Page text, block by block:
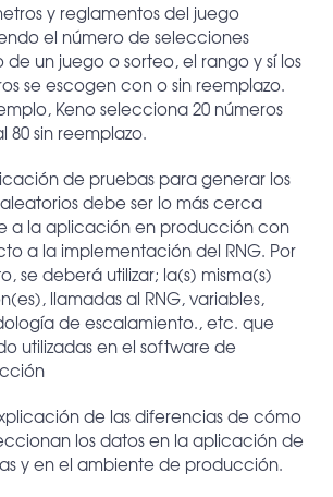
y reglamentos del juego
el número de selecciones
de un juego o sorteo, el rango y sí los
se escogen con o sin reemplazo.
Keno selecciona 20 números
80 sin reemplazo.
de pruebas para generar los
debe ser lo más cerca
a la aplicación en producción con
a la implementación del RNG. Por
se deberá utilizar; la(s) misma(s)
llamadas al RNG, variables,
de escalamiento., etc. que
utilizadas en el software de
de las diferencias de cómo
los datos en la aplicación de
y en el ambiente de producción.